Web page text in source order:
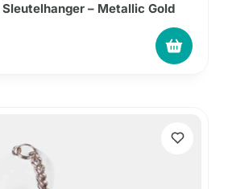
– Metallic Gold